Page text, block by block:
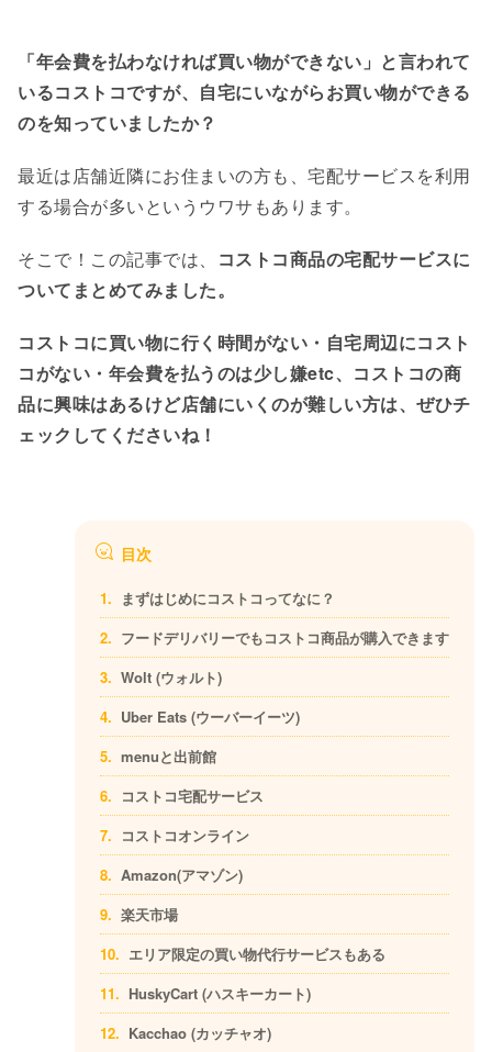
「年会費を払わなければ買い物ができない」と言われて
いるコストコですが、自宅にいながらお買い物ができる
のを知っていましたか？
最近は店舗近隣にお住まいの方も、宅配サービスを利用
する場合が多いというウワサもあります。
そこで！この記事では、
コストコ商品の宅配サービスに
ついてまとめてみました。
コストコに買い物に行く時間がない・自宅周辺にコスト
コがない・年会費を払うのは少し嫌etc、コストコの商
品に興味はあるけど店舗にいくのが難しい方は、ぜひチ
ェックしてくださいね！
目次
まずはじめにコストコってなに？
フードデリバリーでもコストコ商品が購入できます
Wolt (ウォルト)
Uber Eats (ウーバーイーツ)
menuと出前館
コストコ宅配サービス
コストコオンライン
Amazon(アマゾン)
楽天市場
エリア限定の買い物代行サービスもある
HuskyCart (ハスキーカート)
Kacchao (カッチャオ)